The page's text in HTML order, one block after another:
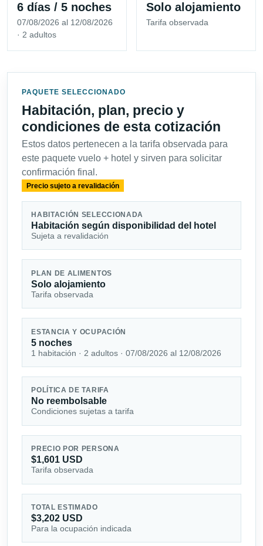
6 días / 5 noches
07/08/2026 al 12/08/2026
· 2 adultos
Solo alojamiento
Tarifa observada
PAQUETE SELECCIONADO
Habitación, plan, precio y
condiciones de esta cotización
Estos datos pertenecen a la tarifa observada para
este paquete vuelo + hotel y sirven para solicitar
confirmación final.
Precio sujeto a revalidación
HABITACIÓN SELECCIONADA
Habitación según disponibilidad del hotel
Sujeta a revalidación
PLAN DE ALIMENTOS
Solo alojamiento
Tarifa observada
ESTANCIA Y OCUPACIÓN
5 noches
1 habitación · 2 adultos · 07/08/2026 al 12/08/2026
POLÍTICA DE TARIFA
No reembolsable
Condiciones sujetas a tarifa
PRECIO POR PERSONA
$1,601 USD
Tarifa observada
TOTAL ESTIMADO
$3,202 USD
Para la ocupación indicada